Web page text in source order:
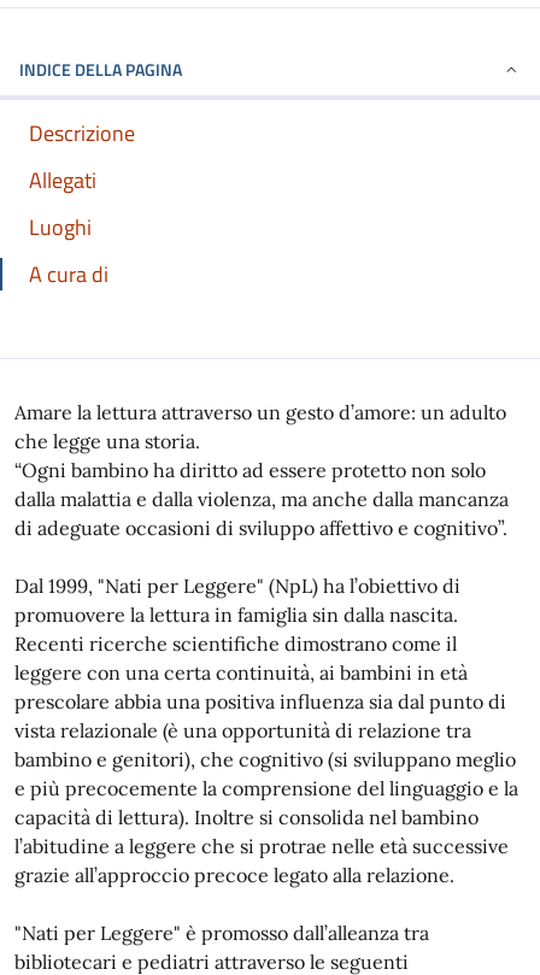
INDICE DELLA PAGINA
Descrizione
Allegati
Luoghi
A cura di
Amare la lettura attraverso un gesto d’amore: un adulto
che legge una storia.
“Ogni bambino ha diritto ad essere protetto non solo
dalla malattia e dalla violenza, ma anche dalla mancanza
di adeguate occasioni di sviluppo affettivo e cognitivo”.
Dal 1999, "Nati per Leggere" (NpL) ha l’obiettivo di
promuovere la lettura in famiglia sin dalla nascita.
Recenti ricerche scientifiche dimostrano come il
leggere con una certa continuità, ai bambini in età
prescolare abbia una positiva influenza sia dal punto di
vista relazionale (è una opportunità di relazione tra
bambino e genitori), che cognitivo (si sviluppano meglio
e più precocemente la comprensione del linguaggio e la
capacità di lettura). Inoltre si consolida nel bambino
l’abitudine a leggere che si protrae nelle età successive
grazie all’approccio precoce legato alla relazione.
"Nati per Leggere" è promosso dall’alleanza tra
bibliotecari e pediatri attraverso le seguenti